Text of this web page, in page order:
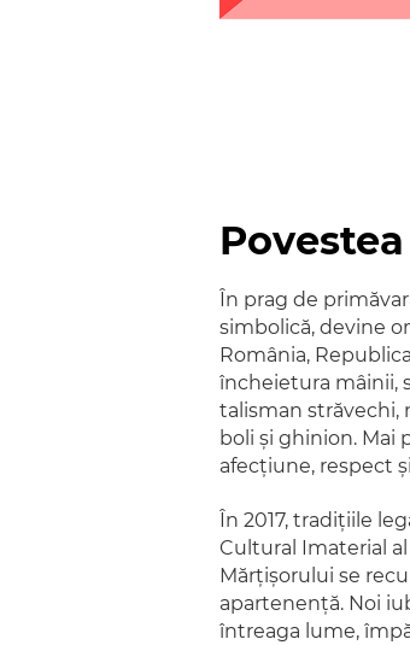
Povestea
În prag de
simbolică, devine
România,
încheietura mâinii,
talisman străvechi,
boli și ghinion. Mai
afecțiune, respect
În 2017, tradițiile
Cultural Imaterial
Mărțișorului se
apartenență. Noi
întreaga lume,